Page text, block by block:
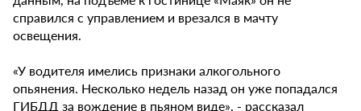
справился с управлением и врезался в мачту
освещения.
«У водителя имелись признаки алкогольного
опьянения. Несколько недель назад он уже попадался
ГИБДД за вождение в пьяном виде», - рассказал